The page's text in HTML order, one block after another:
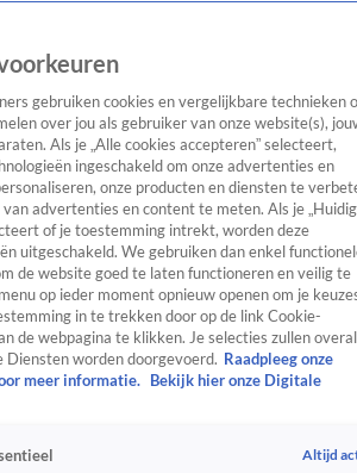
Entertainment TV Algemeen
Tip
SpraakmakendRealityCrimeVideo's
Videos
gebruiken cookies en vergelijkbare technieken
over jou als gebruiker van onze website(s),
Als je „Alle cookies accepteren” selecteert,
ingeschakeld om onze advertenties en
onze producten en diensten te
advertenties en content te meten. Als je
of je toestemming intrekt, worden deze
uitgeschakeld. We gebruiken dan enkel
de website goed te laten functioneren en veilig te
op ieder moment opnieuw openen om je
in te trekken door op de link Cookie-
de webpagina te klikken. Je selecties zullen overal
Diensten worden doorgevoerd. Raadpleeg onze
meer informatie.
Bekijk hier onze Digitale
Altijd